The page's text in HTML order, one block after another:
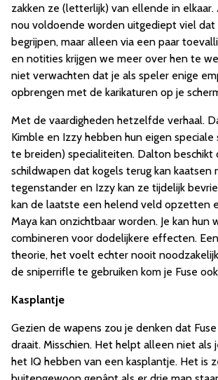
zakken ze (letterlijk) van ellende in elkaar.
nou voldoende worden uitgediept viel dat
begrijpen, maar alleen via een paar
en notities krijgen we meer over hen te
niet verwachten dat je als speler enige
opbrengen met de karikaturen op je
Met de vaardigheden hetzelfde verhaal.
Kimble en Izzy hebben hun eigen
te breiden) specialiteiten. Dalton beschikt
schildwapen dat kogels terug kan kaatsen
tegenstander en Izzy kan ze tijdelijk
kan de laatste een helend veld opzetten
Maya kan onzichtbaar worden. Je kan hun
combineren voor dodelijkere effecten.
theorie, het voelt echter nooit
de sniperrifle te gebruiken kom je Fuse
Kasplantje
Gezien de wapens zou je denken dat
draait. Misschien. Het helpt alleen niet als
het IQ hebben van een kasplantje. Het is